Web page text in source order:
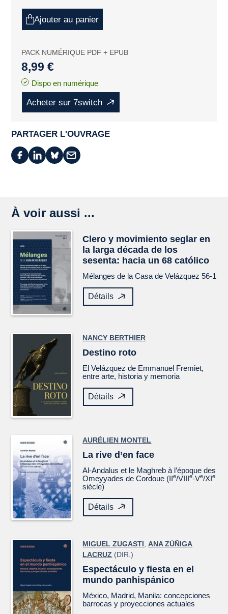
Ajouter au panier
PACK NUMÉRIQUE PDF + EPUB
8,99 €
Dispo en numérique
Acheter sur 7switch
PARTAGER L'OUVRAGE
À voir aussi ...
Clero y movimiento seglar en
la larga década de los
sesenta: hacia un 68 católico
Mélanges de la Casa de Velázquez 56-1
Détails
NANCY BERTHIER
Destino roto
ElVelázquez de Emmanuel Fremiet,
entre arte, historia y memoria
Détails
AURÉLIEN MONTEL
La rive d’en face
Al-Andalus et le Maghreb à l’époque des
Omeyyades de Cordoue (IIe/VIIIe-Ve/XIe
siècle)
Détails
MIGUEL ZUGASTI ,ANA ZÚÑIGA
LACRUZ (DIR.)
Espectáculo y fiesta en el
mundo panhispánico
México, Madrid, Manila: concepciones
barrocas y proyecciones actuales